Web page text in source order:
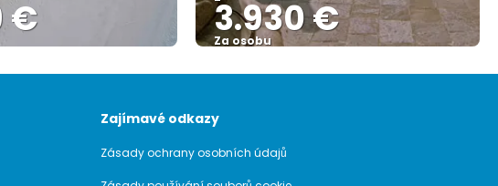
€ 3.930 €
Za osobu
Zajímavé odkazy
Zásady ochrany osobních údajů